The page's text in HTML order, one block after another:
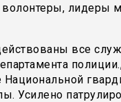
волонтеры, лидеры
все
Усилено